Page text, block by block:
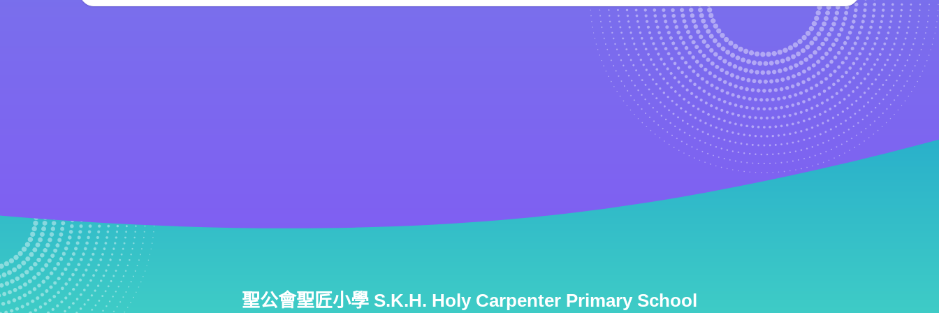
聖公會聖匠小學 S.K.H. Holy Carpenter Primary School